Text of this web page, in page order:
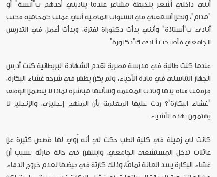
أنني داخلي أشعر بلخبطة مشاعر عندما يناديني أحدهم ب"آنسة" أو
"مدام"، ولكن أسعفني في السنوات الماضية أنني عملت كمحامية فكنت
أنادى ب"أستاذة" وأنني بدأت دكتوراة لفترة، وبدأت أعمل في التدريس
الجامعي فأصبحت أنادى ك"دكتورة"
عندما كنت طالبة في مدرسة مصرية تقدم الشهادة البريطانية كنت أدرس
الجهاز التناسلي في مادة الأحياء، ولم يكن يظهر في شرحه غشاء البكارة،
فرفعت فتاة يدها ونادت المعلمة وسألتها مباشرة لماذا لا يتضمن الوصف
"غشاء البكارة"؟ ردت عليها المعلمة بأن المنهج إنجليزي، والإنجليز لا
يهتمون بهذه الأشياء.
كانت لي زميلة في كلية الطب حكت لي أنه رُوي لها قصص كثيرة عن
عائلات تدخل المستشفى الجامعي، وابنتهن في حالة طارئة بسبب أن
غشاء البكارة يسد العانة تمامًا، وذلك كارثة في حيضها لعدم خروج الدماء